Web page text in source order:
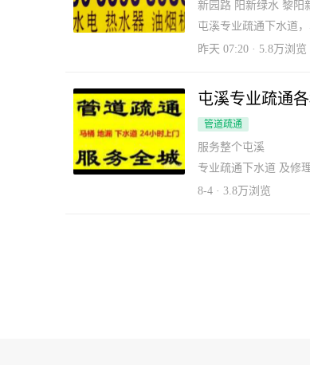
屯溪专业疏通下水道
昨天 07:20 · 5.8万浏览
屯溪专业疏通
管道疏通
服务整个屯溪
专业疏通下水道 及修
8-4 · 3.8万浏览